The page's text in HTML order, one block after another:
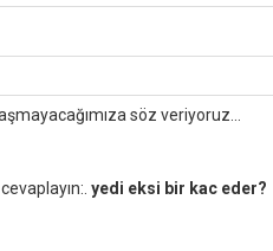
söz veriyoruz...
yedi eksi bir kac eder?